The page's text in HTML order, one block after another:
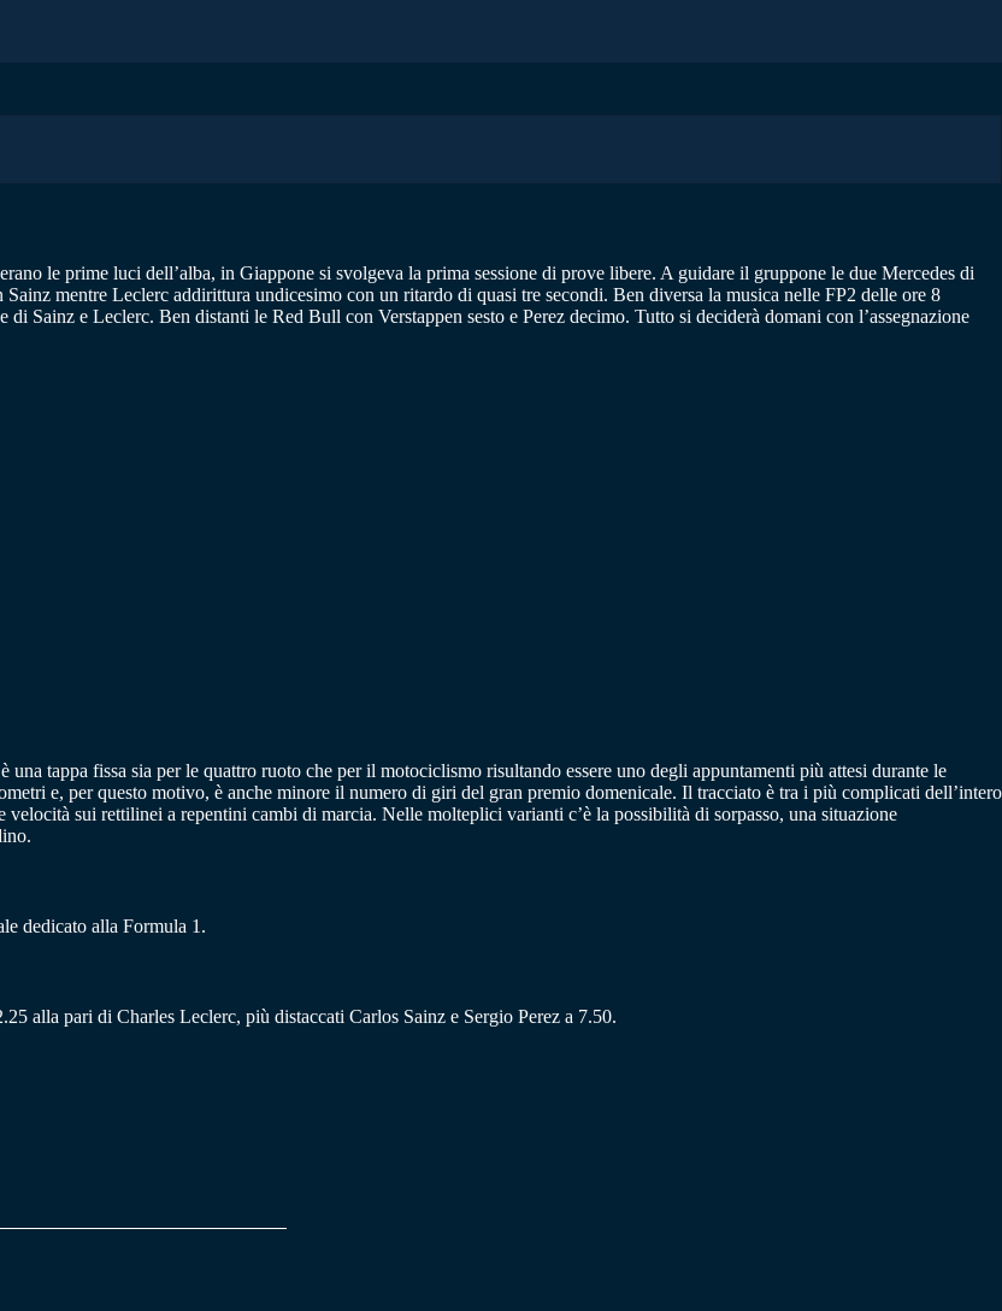
le prime luci dell’alba, in Giappone si svolgeva la prima sessione di prove libere. A guidare il gruppone le due Mercedes di
mentre Leclerc addirittura undicesimo con un ritardo di quasi tre secondi. Ben diversa la musica nelle FP2 delle ore 8
Sainz e Leclerc. Ben distanti le Red Bull con Verstappen sesto e Perez decimo. Tutto si deciderà domani con l’assegnazione
tappa fissa sia per le quattro ruoto che per il motociclismo risultando essere uno degli appuntamenti più attesi durante le
e, per questo motivo, è anche minore il numero di giri del gran premio domenicale. Il tracciato è tra i più complicati dell’intero
sui rettilinei a repentini cambi di marcia. Nelle molteplici varianti c’è la possibilità di sorpasso, una situazione
dedicato alla Formula 1.
alla pari di Charles Leclerc, più distaccati Carlos Sainz e Sergio Perez a 7.50.